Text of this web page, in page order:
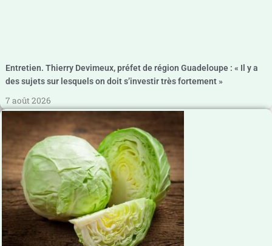
Entretien. Thierry Devimeux, préfet de région Guadeloupe : « Il y a
des sujets sur lesquels on doit s’investir très fortement »
7 août 2026